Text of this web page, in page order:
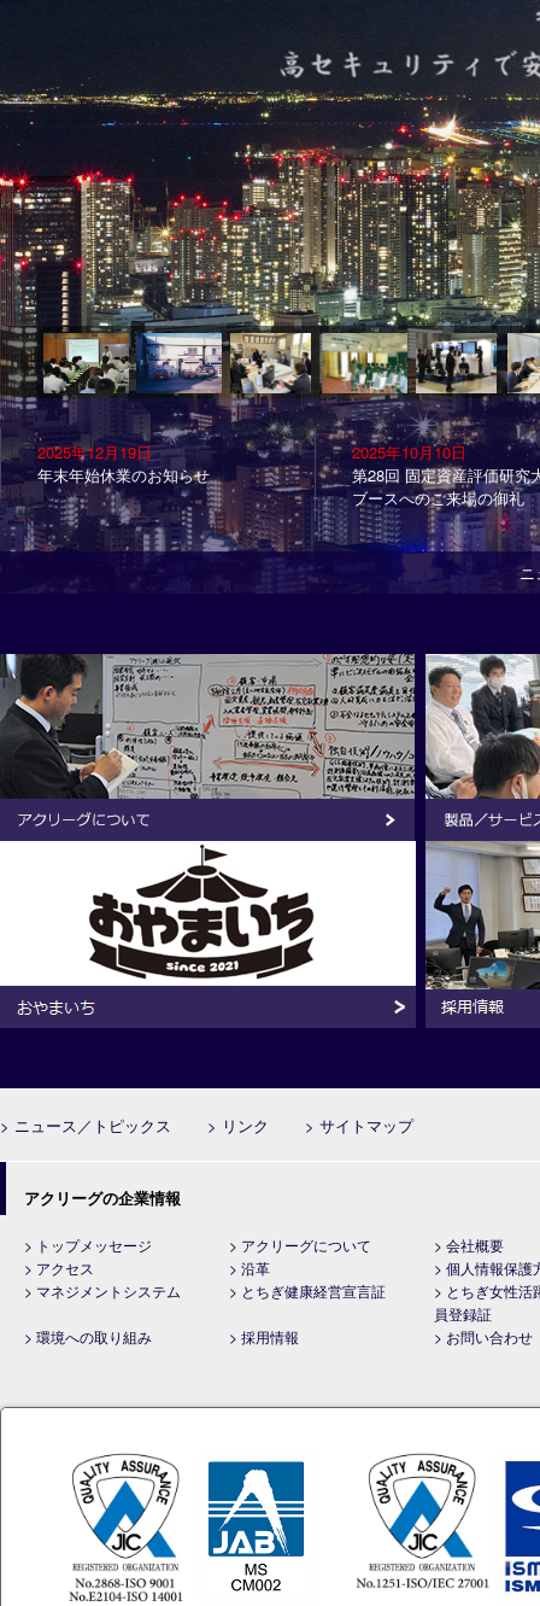
2025年12月19日
年末年始休業のお知らせ
2025年10月10日
第28回 固定資産評価研究
ブースへのご来場の御礼
アクリーグにつ
おやまいち
> ニュース／トピックス > リンク > サイトマップ
アクリーグの企業情報
> トップメッセージ > アクリーグについて
> 会社概要
> アクセス
> 沿革
> 個人情報保護
> マネジメントシステム
> とちぎ健康経営宣言証
> とちぎ女性活
員登録証
> 環境への取り組み
> 採用情報 > お問い合わせ